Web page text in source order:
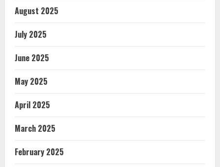
August 2025
July 2025
June 2025
May 2025
April 2025
March 2025
February 2025